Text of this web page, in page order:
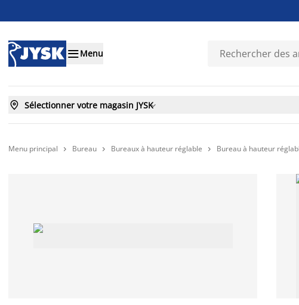
Menu
 Sélectionner votre magasin JYSK
Menu principal  Bureau  Bureaux à hauteur réglable  Bureau à hauteur